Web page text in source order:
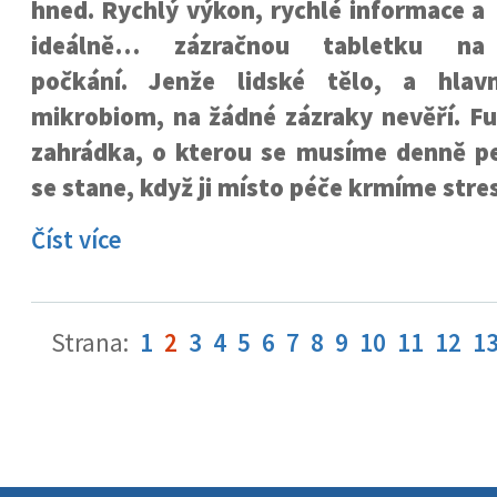
hned. Rychlý výkon, rychlé informace a
ideálně… zázračnou tabletku na
počkání. Jenže lidské tělo, a
mikrobiom, na žádné zázraky nevěří.
zahrádka, o kterou se musíme denně
se stane, když ji místo péče krmíme
Číst více
Strana: 1 2 3 4 5 6 7 8 9 10 11 12